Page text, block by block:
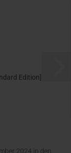
Edition]
2024 in den